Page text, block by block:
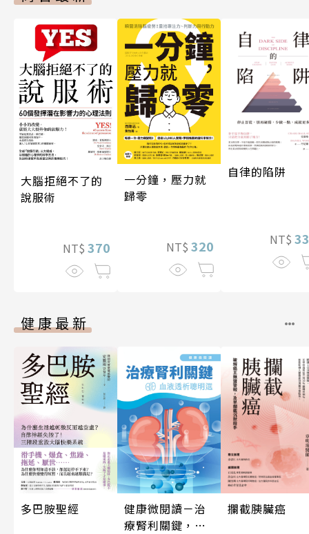
大腦拒絕不了的
說服術
NT$ 370
一分鐘，壓力就
歸零
NT$ 320
自律的陷阱
NT$
健康最新
多巴胺聖經
健康微閱讀－治
療腎利關鍵，血
攔截胰臟癌